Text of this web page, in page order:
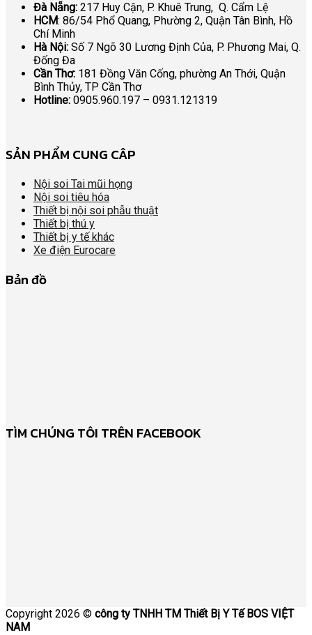
Đà Nẵng: 217 Huy Cận, P. Khuê Trung, Q. Cẩm Lệ
HCM: 86/54 Phổ Quang, Phường 2, Quận Tân Bình, Hồ
Chí Minh
Hà Nội: Số 7 Ngõ 30 Lương Định Của, P. Phương Mai, Q.
Đống Đa
Cần Thơ: 181 Đồng Văn Cống, phường An Thới, Quận
Bình Thủy, TP Cần Thơ
Hotline: 0905.960.197 – 0931.121319
SẢN PHẨM CUNG CÂP
Nội soi Tai mũi họng
Nội soi tiêu hóa
Thiết bị nội soi phẫu thuật
Thiết bị thú y
Thiết bị y tế khác
Xe điện Eurocare
Bản đồ
TÌM CHÚNG TÔI TRÊN FACEBOOK
Copyright 2026 © công ty TNHH TM Thiết Bị Y Tế BOS VIỆT
NAM